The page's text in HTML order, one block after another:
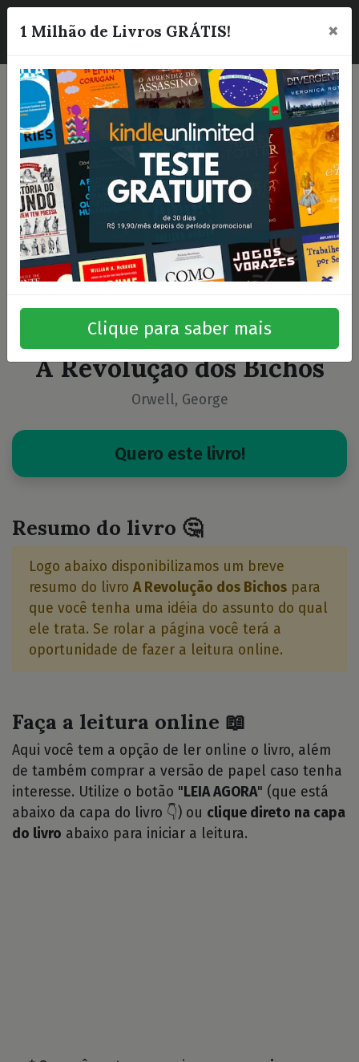
☰
A Revolução dos Bichos
Orwell, George
Quero este livro!
Resumo do livro 🤔
Logo abaixo disponibilizamos um breve
resumo do livro A Revolução dos Bichos para
que você tenha uma idéia do assunto do qual
ele trata. Se rolar a página você terá a
oportunidade de fazer a leitura online.
Faça a leitura online 📖
Aqui você tem a opção de ler online o livro, além
de também comprar a versão de papel caso tenha
interesse. Utilize o botão " LEIA AGORA" (que está
abaixo da capa do livro 👇) ou clique direto na capa
do livro abaixo para iniciar a leitura.
1 Milhão de Livros GRÁTIS! ×
Clique para saber mais